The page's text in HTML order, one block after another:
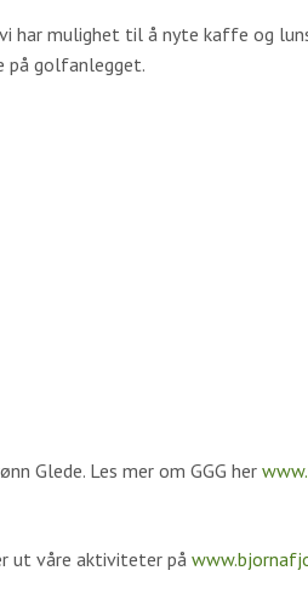
har mulighet til å nyte kaffe og
på golfanlegget.
Glede. Les mer om GGG her
ut våre aktiviteter på